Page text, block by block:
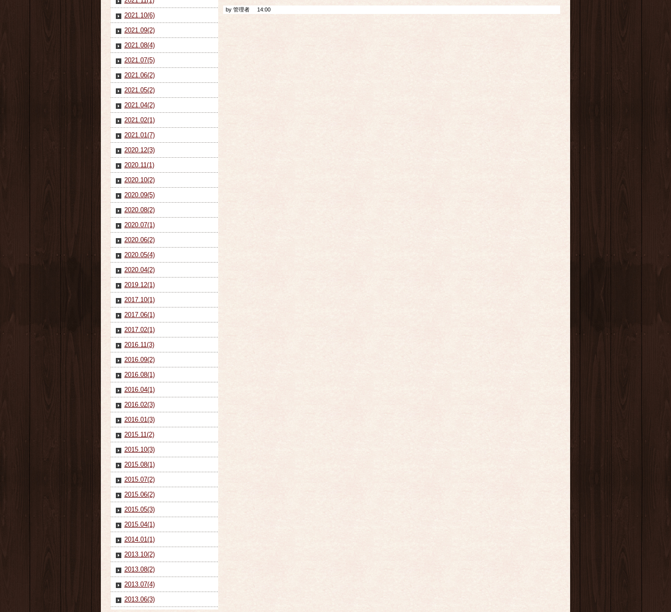
by 管理者 14:00
2021.10(6)
2021.09(2)
2021.08(4)
2021.07(5)
2021.06(2)
2021.05(2)
2021.04(2)
2021.02(1)
2021.01(7)
2020.12(3)
2020.11(1)
2020.10(2)
2020.09(5)
2020.08(2)
2020.07(1)
2020.06(2)
2020.05(4)
2020.04(2)
2019.12(1)
2017.10(1)
2017.06(1)
2017.02(1)
2016.11(3)
2016.09(2)
2016.08(1)
2016.04(1)
2016.02(3)
2016.01(3)
2015.11(2)
2015.10(3)
2015.08(1)
2015.07(2)
2015.06(2)
2015.05(3)
2015.04(1)
2014.01(1)
2013.10(2)
2013.08(2)
2013.07(4)
2013.06(3)